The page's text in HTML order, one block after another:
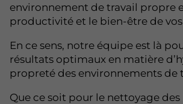
environnement de travail propre
productivité et le bien-être de
En ce sens, notre équipe est là
résultats optimaux en matière
propreté des environnements de
Que ce soit pour le nettoyage des